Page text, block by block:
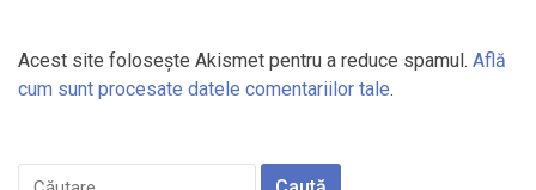
Acest site folosește Akismet pentru a reduce spamul. Află
cum sunt procesate datele comentariilor tale.
Caută